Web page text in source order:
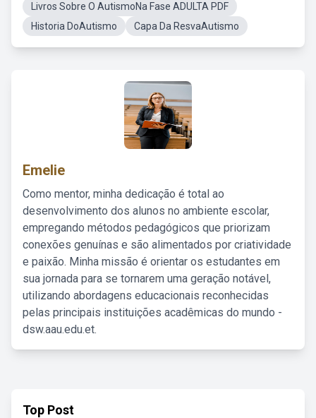
Livros Sobre O AutismoNa Fase ADULTA PDF
Historia DoAutismo
Capa Da ResvaAutismo
Emelie
Como mentor, minha dedicação é total ao
desenvolvimento dos alunos no ambiente escolar,
empregando métodos pedagógicos que priorizam
conexões genuínas e são alimentados por criatividade
e paixão. Minha missão é orientar os estudantes em
sua jornada para se tornarem uma geração notável,
utilizando abordagens educacionais reconhecidas
pelas principais instituições acadêmicas do mundo -
dsw.aau.edu.et.
Top Post